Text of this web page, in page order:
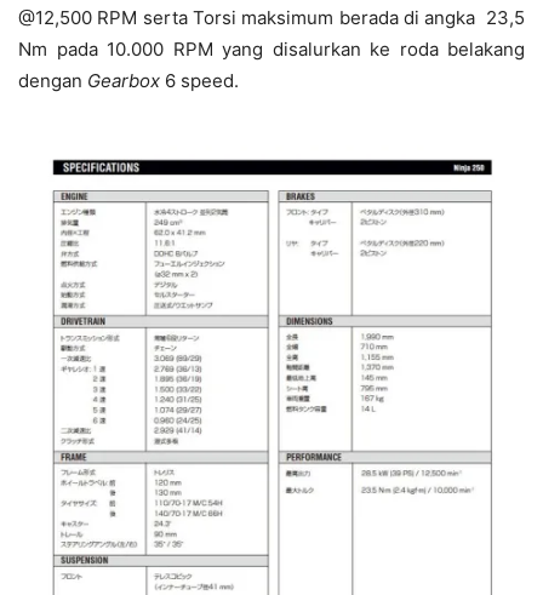
@12,500 RPM serta Torsi maksimum berada di angka 23,5
Nm pada 10.000 RPM yang disalurkan ke roda belakang
dengan Gearbox 6 speed.